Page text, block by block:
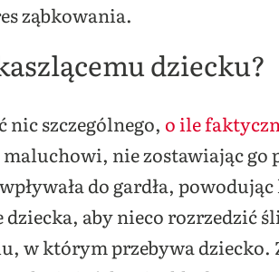
ząbkowania.
dziecku?
nic szczególnego, o ile
nie zostawiając go
do gardła,
aby nieco rozrzedzić
w którym przebywa